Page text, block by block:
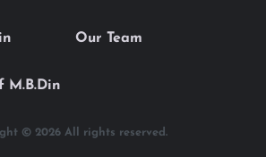
M.B.Din
Our Team
© 2026 All rights reserved.